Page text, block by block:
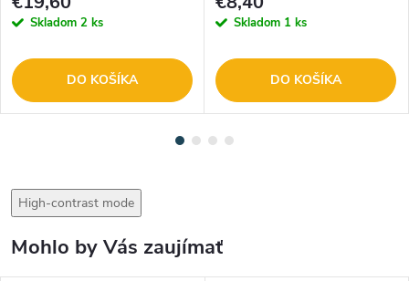
Skladom 2 ks
DO KOŠÍKA
Skladom 1 ks
DO KOŠÍKA
High-contrast mode
Mohlo by Vás zaujímať